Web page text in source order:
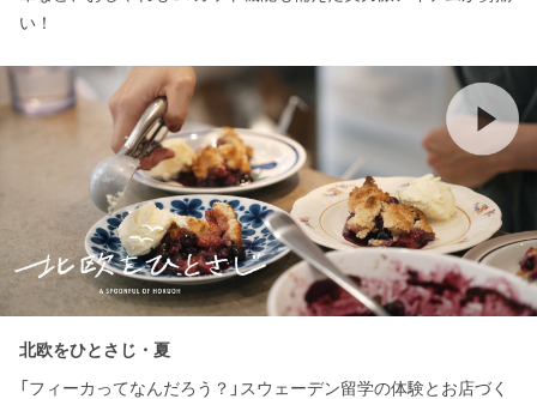
い！
北欧をひとさじ・夏
「フィーカってなんだろう？」スウェーデン留学の体験とお店づく